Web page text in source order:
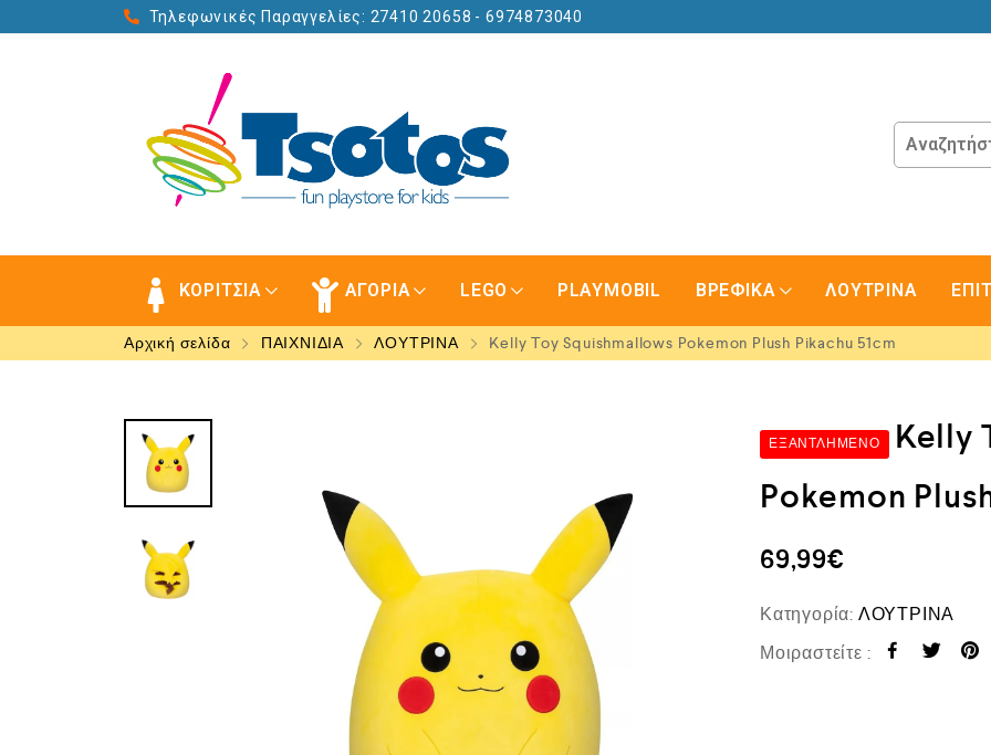
Τηλεφωνικές Παραγγελίες: 27410 20658 - 6974873040
ΚΟΡΙΤΣΙΑ ΑΓΟΡΙΑ LEGO PLAYMOBIL ΒΡΕΦΙΚΑ ΛΟΥΤΡΙΝΑ
Αρχική σελίδα ΠΑΙΧΝΙΔΙΑ ΛΟΥΤΡΙΝΑ Kelly Toy Squishmallows Pokemon Plush Pikachu 51cm
ΕΞΑΝΤΛΗΜΈΝΟ
Kelly
Pokemon
69,99€
Κατηγορία: ΛΟΥΤΡΙΝΑ
Μοιραστείτε :